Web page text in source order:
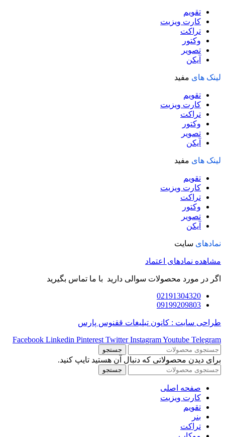
تقویم
کارت ویزیت
تراکت
وکتور
تصویر
آیکن
لینک های مفید
تقویم
کارت ویزیت
تراکت
وکتور
تصویر
آیکن
لینک های مفید
تقویم
کارت ویزیت
تراکت
وکتور
تصویر
آیکن
نمادهای سایت
مشاهده نمادهای اعتماد
اگر در مورد محصولات سوالی دارید با ما تماس بگیرید
02191304320
09199209803
طراحی سایت : کانون تبلیغات ققنوس پارس
Facebook Linkedin Pinterest Twitter InstagramYoutube Telegram
جستجو
برای دیدن محصولاتی که دنبال آن هستید تایپ کنید.
جستجو
صفحه اصلی
کارت ویزیت
تقویم
بنر
تراکت